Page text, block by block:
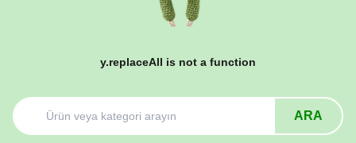
y.replaceAll is not a function
ARA